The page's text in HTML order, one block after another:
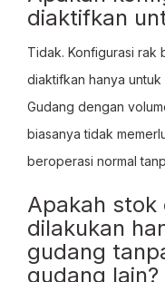
diaktifkan
Tidak. Konfigurasi rak
diaktifkan hanya
Gudang dengan
biasanya tidak
beroperasi normal
Apakah stok
dilakukan
gudang
gudang lain?